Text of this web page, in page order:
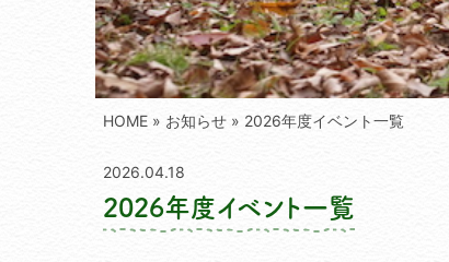
参加者の声
スタッフ紹介
事業者概要
HOME » お知らせ » 2026年度イベント一覧
2026.04.18
2026年度イベント一覧